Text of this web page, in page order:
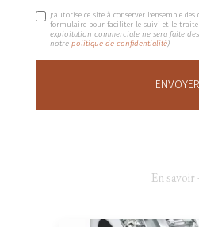
J'autorise ce site à conserver l'ensemble
formulaire pour faciliter le suivi et le
exploitation commerciale ne sera faite
notrepolitique de confidentialité)
En savoir